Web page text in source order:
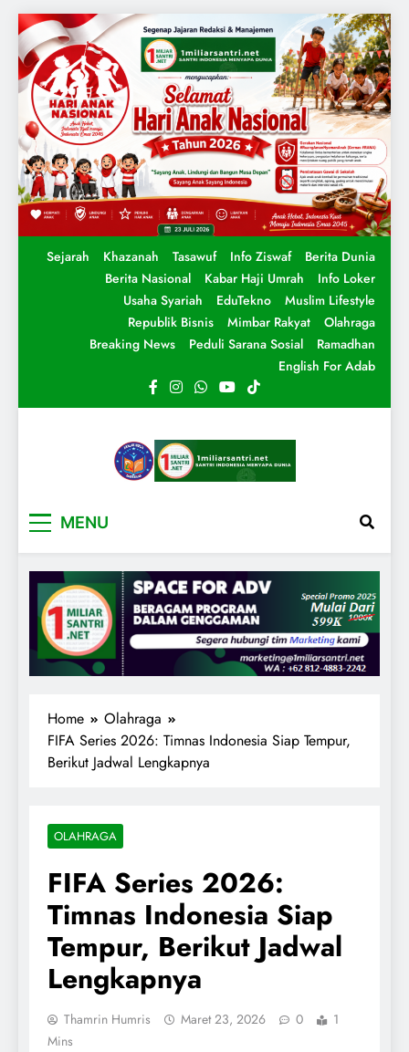
Sejarah Khazanah Tasawuf Info Ziswaf
Berita Dunia
Berita Nasional
Kabar Haji Umrah
Info Loker
Usaha Syariah
EduTekno
Muslim Lifestyle
Republik Bisnis
Mimbar Rakyat
Olahraga
Breaking News
Peduli Sarana Sosial
Ramadhan
English For Adab
MENU
Home
Olahraga
FIFA Series 2026: Timnas Indonesia Siap Tempur,
Berikut Jadwal Lengkapnya
OLAHRAGA
FIFA Series 2026:
Timnas Indonesia Siap
Tempur, Berikut Jadwal
Lengkapnya
Thamrin Humris Maret 23, 2026 0
1
Mins